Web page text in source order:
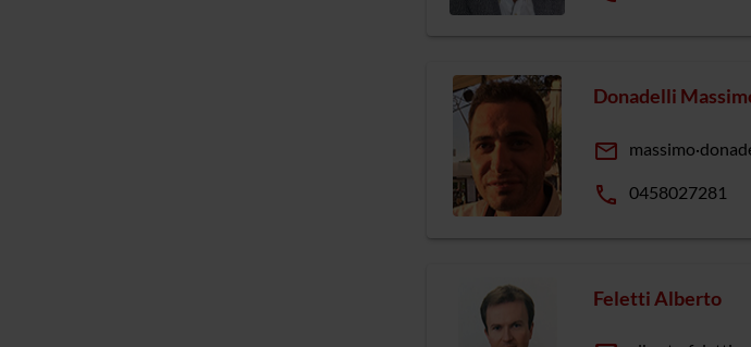
Donadelli
email massimo
phone 0458027281
Feletti Alberto